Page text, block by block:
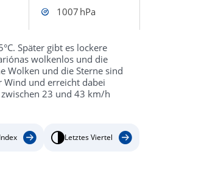
1007 hPa
Später gibt es lockere
wolkenlos und die
Wolken und die Sterne sind
Wind und erreicht dabei
23 und 43 km/h
Letztes Viertel